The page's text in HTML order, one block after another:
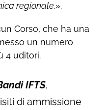
regionale.».
Corso, che ha una
un numero
4 uditori.
IFTS,
di ammissione